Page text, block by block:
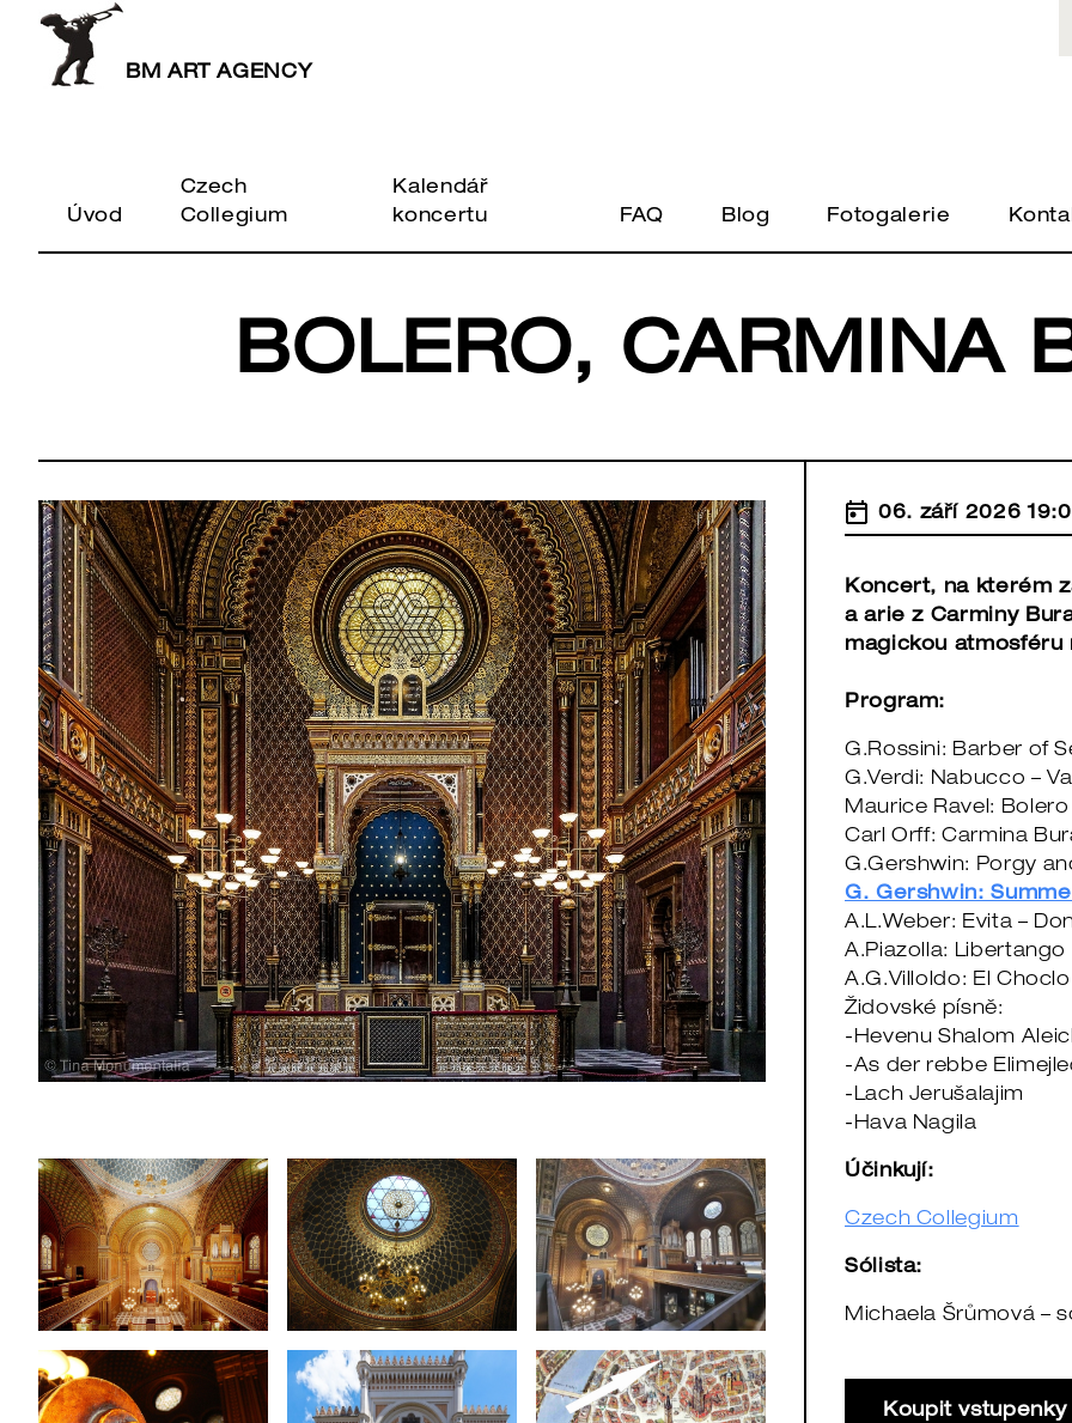
BM ART AGENCY
Úvod
Czech
Collegium
Kalendář
koncertu
FAQ Blog Fotogalerie
BOLERO, CARMINA
06. září 2026
Koncert, na kterém
a arie z Carminy
magickou atmosféru
Program:
G.Rossini: Barber of
G.Verdi: Nabucco –
Maurice Ravel: Bolero
Carl Orff: Carmina
G.Gershwin: Porgy
G. Gershwin:
A.L.Weber: Evita –
A.Piazolla: Libertango
A.G.Villoldo: El Choclo
Židovské písně:
-Hevenu Shalom
-As der rebbe
-Lach Jerušalajim
-Hava Nagila
Účinkují:
Czech Collegium
Sólista:
Michaela Šrůmová –
Koupit vstupenky